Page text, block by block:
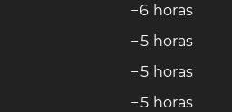
−6 horas
−5 horas
−5 horas
−5 horas